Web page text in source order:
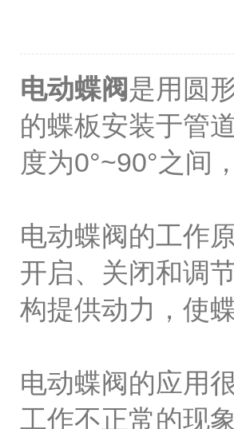
电动蝶阀是用圆
的蝶板安装于管
度为0°~90°之间
电动蝶阀的工作
开启、关闭和调
构提供动力，使
电动蝶阀的应用
工作不正常的现